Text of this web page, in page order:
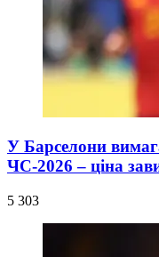
У Барселони
ЧС-2026 – ціна
5 303